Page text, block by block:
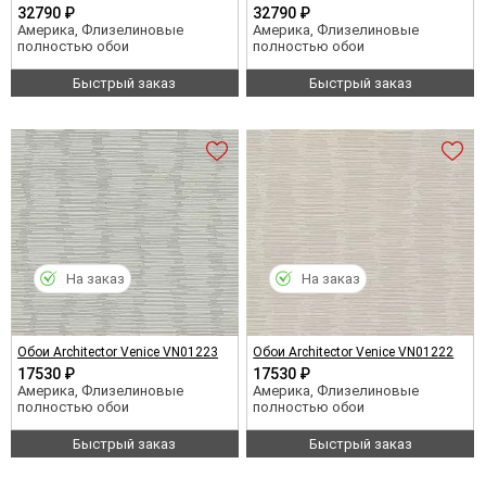
32790 ₽
Америка, Флизелиновые
полностью обои
Быстрый заказ
32790 ₽
Америка, Флизелиновые
полностью обои
Быстрый заказ
Обои Architector Venice VN01223
17530 ₽
Америка, Флизелиновые
полностью обои
Быстрый заказ
На заказ
Обои Architector Venice VN01222
17530 ₽
Америка, Флизелиновые
полностью обои
Быстрый заказ
На заказ